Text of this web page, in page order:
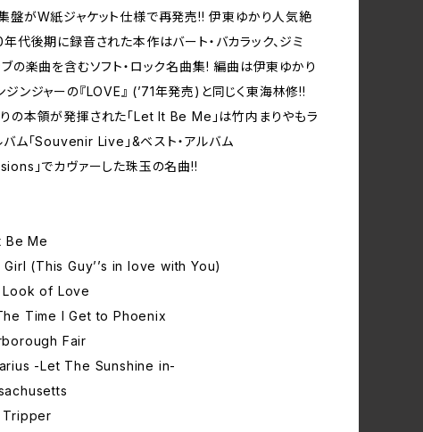
盤がW紙ジャケット仕様で再発売!! 伊東ゆかり人気絶
代後期に録音された本作はバート・バカラック、ジミ
ブの楽曲を含むソフト・ロック名曲集! 編曲は伊東ゆかり
ジンジャーの『LOVE』 (’71年発売)と同じく東海林修!!
の本領が発揮された「Let It Be Me」は竹内まりやもラ
バム「Souvenir Live」&ベスト・アルバム
」でカヴァーした珠玉の名曲!!
Be Me
(This Guy’’s in love with You)
of Love
Time I Get to Phoenix
Fair
-Let The Sunshine in-
Tripper